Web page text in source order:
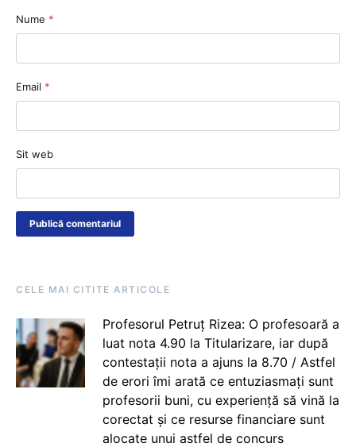
Nume *
Email *
Sit web
CELE MAI CITITE ARTICOLE
Profesorul Petruț Rizea: O profesoară a
luat nota 4.90 la Titularizare, iar după
contestații nota a ajuns la 8.70 / Astfel
de erori îmi arată ce entuziasmați sunt
profesorii buni, cu experiență să vină la
corectat și ce resurse financiare sunt
alocate unui astfel de concurs